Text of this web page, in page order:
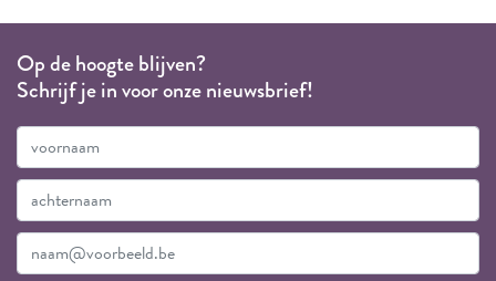
Op de hoogte blijven?
Schrijf je in voor onze nieuwsbrief!